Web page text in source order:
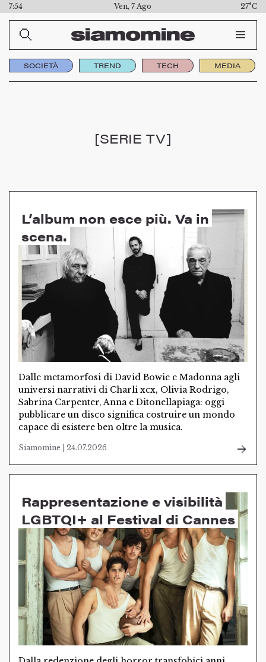
7:54 Ven, 7 Ago 27°C
SOCIETÀ TREND TECH MEDIA
[SERIE TV]
L’album non esce più. Va in
scena.
Dalle metamorfosi di David Bowie e Madonna agli
universi narrativi di Charli xcx, Olivia Rodrigo,
Sabrina Carpenter, Anna e Ditonellapiaga: oggi
pubblicare un disco significa costruire un mondo
capace di esistere ben oltre la musica.
Siamomine | 24.07.2026
Rappresentazione e visibilità
LGBTQI+ al Festival di Cannes